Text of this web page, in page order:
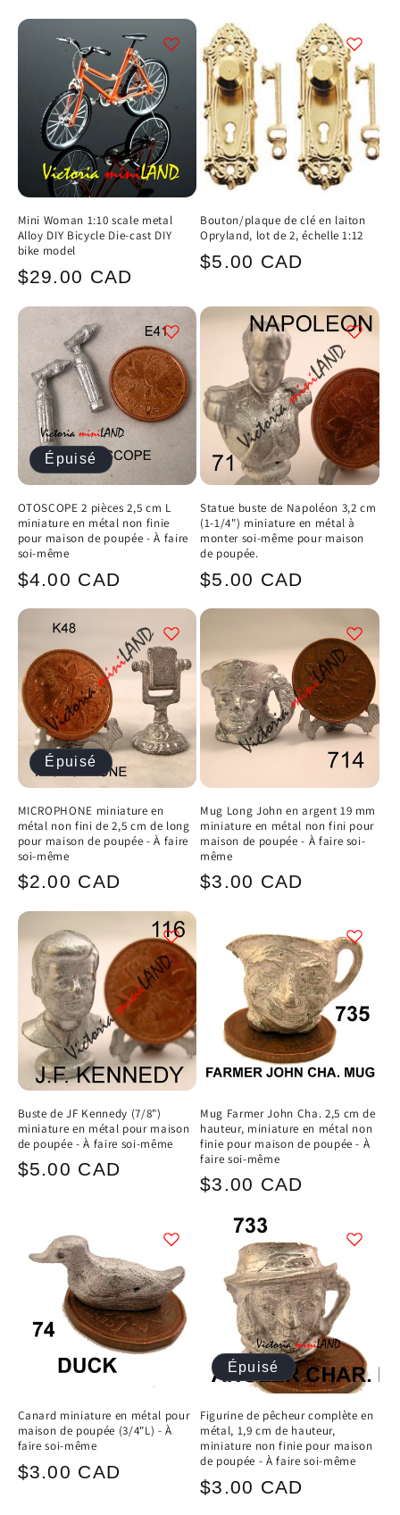
Mini Woman 1:10 scale metal
Alloy DIY Bicycle Die-cast DIY
bike model
Prix
$29.00 CAD
Bouton/plaque de clé en laiton
Opryland, lot de 2, échelle 1:12
Prix
$5.00 CAD
Épuisé
OTOSCOPE 2 pièces 2,5 cm L
miniature en métal non finie
pour maison de poupée - À faire
soi-même
Prix
$4.00 CAD
Statue buste de Napoléon 3,2 cm
(1-1/4") miniature en métal à
monter soi-même pour maison
de poupée.
Prix
$5.00 CAD
Épuisé
MICROPHONE miniature en
métal non fini de 2,5 cm de long
pour maison de poupée - À faire
soi-même
Prix
$2.00 CAD
Mug Long John en argent 19 mm
miniature en métal non fini pour
maison de poupée - À faire soi-
même
Prix
$3.00 CAD
Buste de JF Kennedy (7/8")
miniature en métal pour maison
de poupée - À faire soi-même
Prix
$5.00 CAD
Mug Farmer John Cha. 2,5 cm de
hauteur, miniature en métal non
finie pour maison de poupée - À
faire soi-même
Prix
$3.00 CAD
Canard miniature en métal pour
maison de poupée (3/4"L) - À
faire soi-même
Prix
$3.00 CAD
Épuisé
Figurine de pêcheur complète en
métal, 1,9 cm de hauteur,
miniature non finie pour maison
de poupée - À faire soi-même
Prix
$3.00 CAD